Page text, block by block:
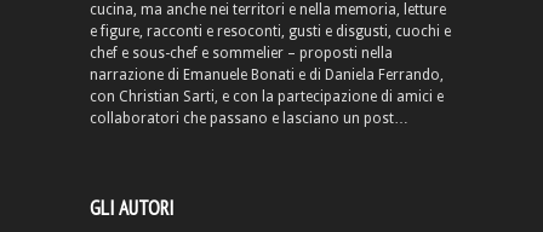
cucina, ma anche nei territori e nella memoria, letture
e figure, racconti e resoconti, gusti e disgusti, cuochi e
chef e sous-chef e sommelier – proposti nella
narrazione di Emanuele Bonati e di Daniela Ferrando,
con Christian Sarti, e con la partecipazione di amici e
collaboratori che passano e lasciano un post…
GLI AUTORI